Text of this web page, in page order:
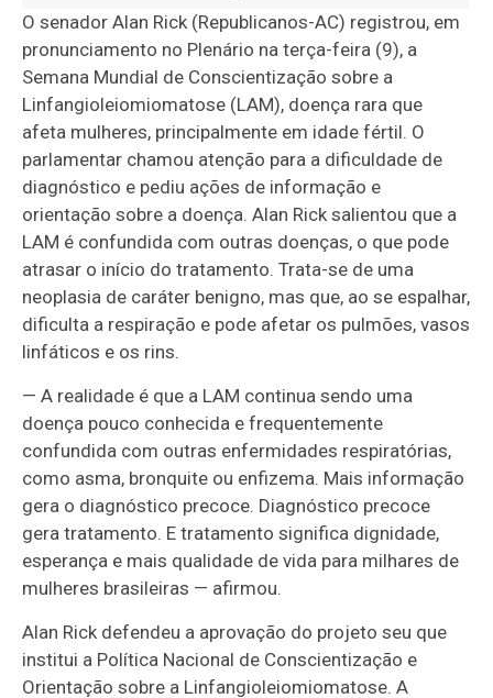
O senador Alan Rick (Republicanos-AC) registrou, em
pronunciamento no Plenário na terça-feira (9), a
Semana Mundial de Conscientização sobre a
Linfangioleiomiomatose (LAM), doença rara que
afeta mulheres, principalmente em idade fértil. O
parlamentar chamou atenção para a dificuldade de
diagnóstico e pediu ações de informação e
orientação sobre a doença. Alan Rick salientou que a
LAM é confundida com outras doenças, o que pode
atrasar o início do tratamento. Trata-se de uma
neoplasia de caráter benigno, mas que, ao se espalhar,
dificulta a respiração e pode afetar os pulmões, vasos
linfáticos e os rins.
— A realidade é que a LAM continua sendo uma
doença pouco conhecida e frequentemente
confundida com outras enfermidades respiratórias,
como asma, bronquite ou enfizema. Mais informação
gera o diagnóstico precoce. Diagnóstico precoce
gera tratamento. E tratamento significa dignidade,
esperança e mais qualidade de vida para milhares de
mulheres brasileiras — afirmou.
Alan Rick defendeu a aprovação do projeto seu que
institui a Política Nacional de Conscientização e
Orientação sobre a Linfangioleiomiomatose. A